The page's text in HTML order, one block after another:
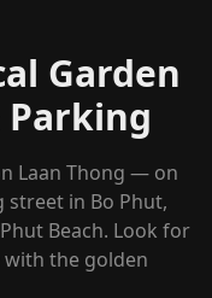
Garden
Laan Thong — on
street in Bo Phut,
Beach. Look for
the golden